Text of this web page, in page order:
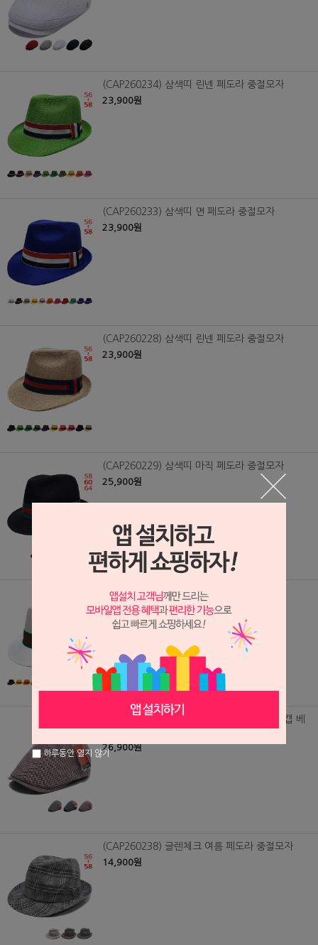
(CAP260234) 삼색띠 린넨 페도라 중절모자
23,900원
(CAP260233) 삼색띠 면 페도라 중절모자
23,900원
(CAP260228) 삼색띠 린넨 페도라 중절모자
23,900원
(CAP260229) 삼색띠 마직 페도라 중절모자
25,900원
(CAP260230) 삼색띠 면 페도라 중절모자
23,900원
(CAP260237) 피에르가르뎅 린넨 체크 헌팅캡 베
레모
26,900원
(CAP260238) 글렌체크 여름 페도라 중절모자
14,900원
하루동안 열지 않기